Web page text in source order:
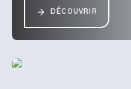
DÉCOUVRIR